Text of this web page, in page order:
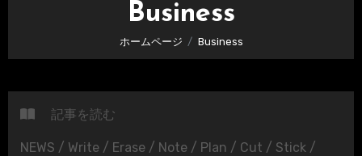
Business
ホームページ Business
記事を読む
NEWS / Write / Erase / Note / Plan / Cut / Stick /